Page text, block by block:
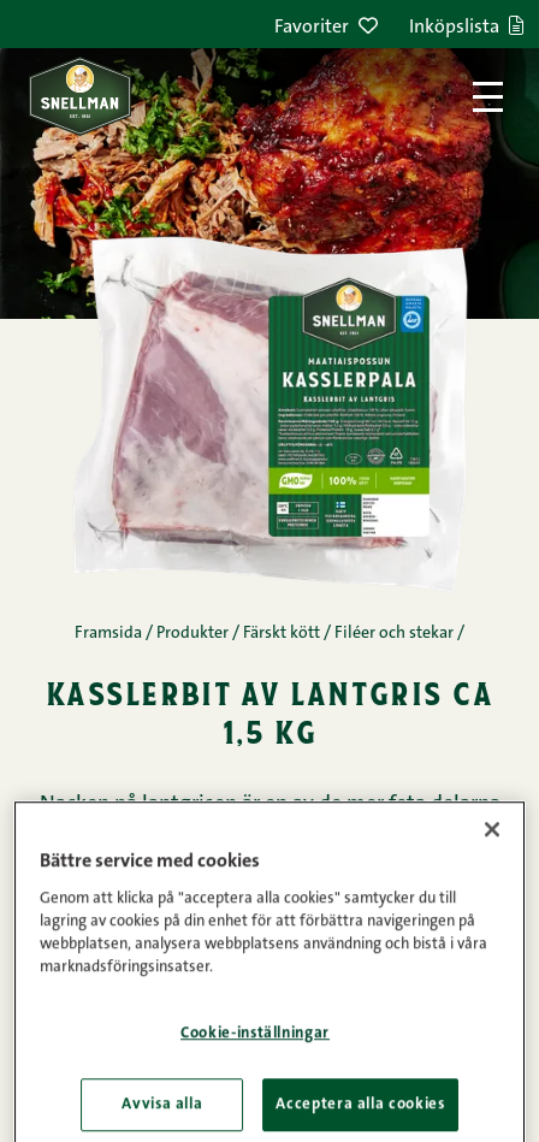
Favoriter Inköpslista
Framsida / Produkter / Färskt kött / Filéer och stekar /
kasslerbit av lantgris ca
1,5 kg
Nacken på lantgrisen är en av de mer feta delarna
och fettet ger köttet saftighet vid tillagningen.
Färskt, ofruset kött.
Köttinnehåll
Produktinformation
Bättre service med cookies
Genom att klicka på "acceptera alla cookies" samtycker du till
lagring av cookies på din enhet för att förbättra navigeringen på
webbplatsen, analysera webbplatsens användning och bistå i våra
marknadsföringsinsatser.
Cookie-inställningar
Avvisa alla Acceptera alla cookies